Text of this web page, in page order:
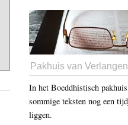
Pakhuis van Verlangen
In het Boeddhistisch
sommige teksten nog een
liggen.